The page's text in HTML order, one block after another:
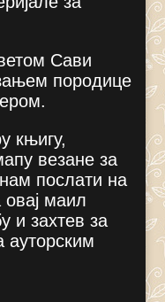
Сави
породице
књигу,
везане за
послати на
овај маил
и захтев за
ауторским